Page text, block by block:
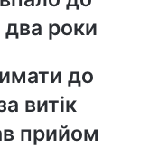
два роки
до
витік
прийом